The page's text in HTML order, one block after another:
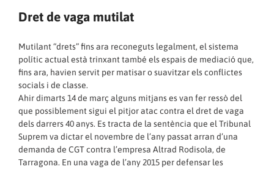
Dret de vaga mutilat
Mutilant “drets” fins ara reconeguts legalment, el sistema
polític actual està trinxant també els espais de mediació que,
fins ara, havien servit per matisar o suavitzar els conflictes
socials i de classe.
Ahir dimarts 14 de març alguns mitjans es van fer ressò del
que possiblement sigui el pitjor atac contra el dret de vaga
dels darrers 40 anys. Es tracta de la sentència que el Tribunal
Suprem va dictar el novembre de l’any passat arran d’una
demanda de CGT contra l’empresa Altrad Rodisola, de
Tarragona. En una vaga de l’any 2015 per defensar les